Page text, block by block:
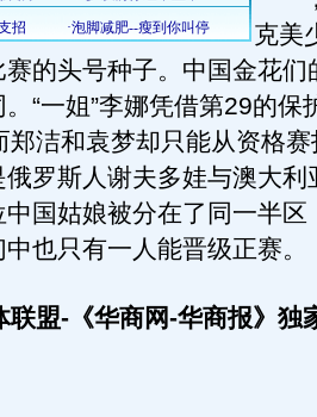
克美
的头号种子。中国金花们
“一姐”李娜凭借第29的保
郑洁和袁梦却只能从资格
罗斯人谢夫多娃与澳大利
国姑娘被分在了同一半区
也只有一人能晋级正赛。
联盟-《华商网-华商报》独